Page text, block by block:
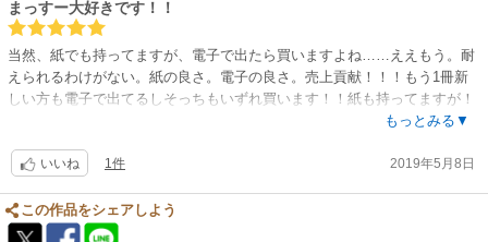
まっすー大好きです！！
当然、紙でも持ってますが、電子で出たら買いますよね……ええもう。耐
えられるわけがない。紙の良さ。電子の良さ。売上貢献！！！もう1冊新
しい方も電子で出てるしそっちもいずれ買います！！紙も持ってますが！
もっとみる▼
いいね 1件 2019年5月8日
この作品をシェアしよう